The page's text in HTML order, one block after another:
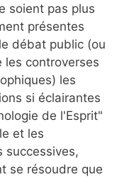
soient pas plus
présentes
débat public (ou
les controverses
les
si éclairantes
de l'Esprit"
et les
successives,
se résoudre que